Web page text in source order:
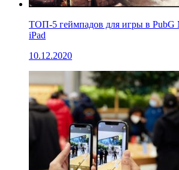
ТОП-5 геймпадов для игры в PubG
iPad
10.12.2020